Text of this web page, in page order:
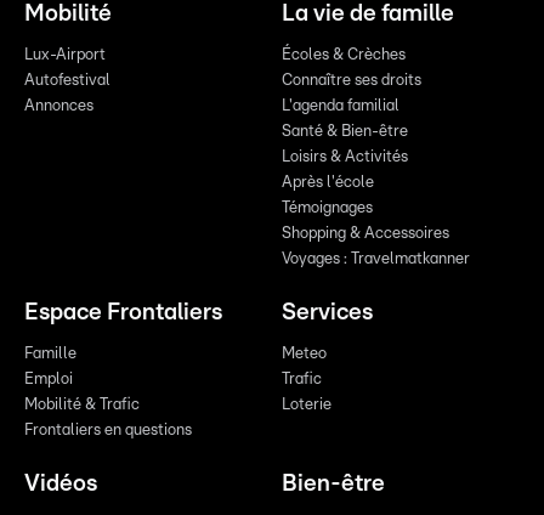
Mobilité
Lux-Airport
Autofestival
Annonces
La vie de famille
Écoles & Crèches
Connaître ses droits
L'agenda familial
Santé & Bien-être
Loisirs & Activités
Après l'école
Témoignages
Shopping & Accessoires
Voyages : Travelmatkanner
Espace Frontaliers
Famille
Emploi
Mobilité & Trafic
Frontaliers en questions
Services
Meteo
Trafic
Loterie
Vidéos Bien-être